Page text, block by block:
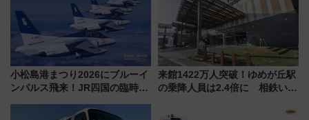
小松島港まつり2026にブルーイ
ンパルス飛来！JR四国の臨時ダ
来館1422万人突破！ゆめが丘駅
の乗降人員は2.4倍に 相鉄いず
年祭にそうにゃん＆DB.スター